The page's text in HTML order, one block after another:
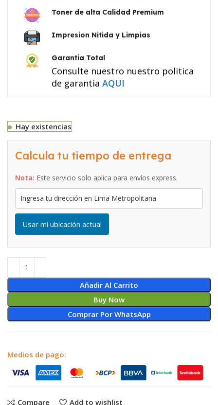
Toner de alta Calidad Premium
Impresion Nitida y Limpias
Garantia Total
Consulte nuestro nuestro politica
de garantia AQUI
Hay existencias
Calcula tu tiempo de entrega
Nota: Este servicio solo aplica para envíos express.
Usar mi ubicación actual
Añadir Al Carrito
Buy Now
Comprar Por WhatsApp
Medios de pago:
Compare Add to wishlist